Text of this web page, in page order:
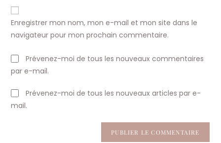
comment
de
votre
(facultatif)
Enregistrer mon nom, mon e-mail et mon site dans le
navigateur pour mon prochain commentaire.
Prévenez-moi de tous les nouveaux commentaires
par e-mail.
Prévenez-moi de tous les nouveaux articles par e-
mail.